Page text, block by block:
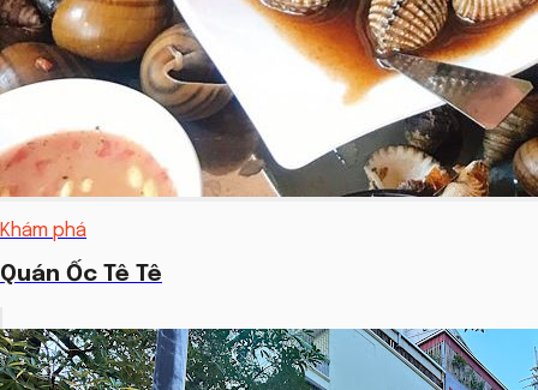
Khám phá
Quán Ốc Tê Tê